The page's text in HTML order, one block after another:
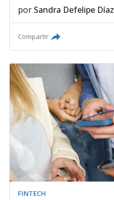
por Sandra Defelipe Díaz
Compartir
FINTECH